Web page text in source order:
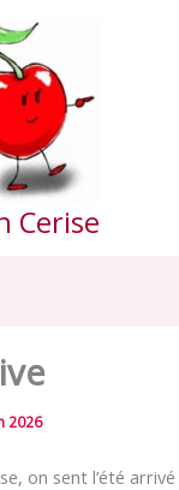
Cerise
2026
on sent l’été